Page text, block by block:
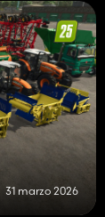
31 marzo 2026